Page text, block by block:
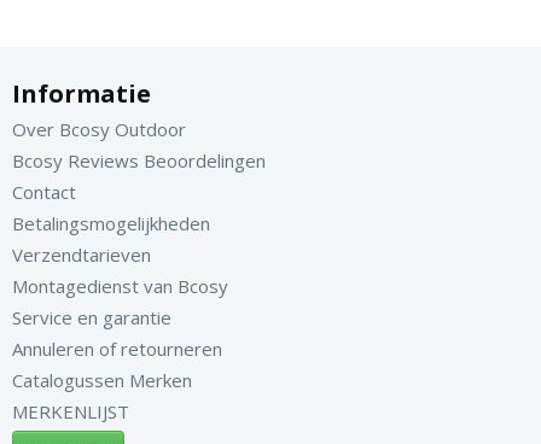
Informatie
Over Bcosy Outdoor
Bcosy Reviews Beoordelingen
Contact
Betalingsmogelijkheden
Verzendtarieven
Montagedienst van Bcosy
Service en garantie
Annuleren of retourneren
Catalogussen Merken
MERKENLIJST